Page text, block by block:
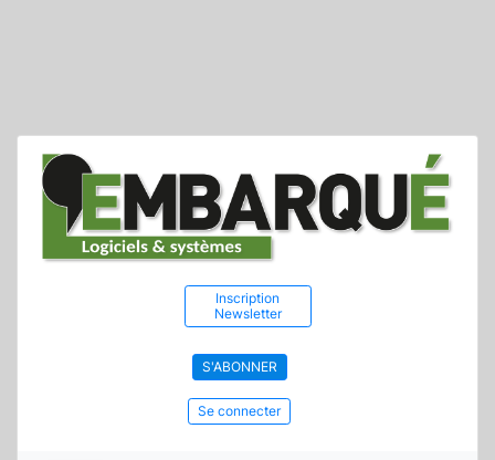
Inscription
Newsletter
S'ABONNER
Se connecter